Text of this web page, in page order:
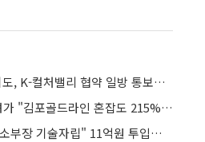
손동숙 고양시의원 "경기도, K-컬처밸리 협약 일방 통보…광역행정 오만"
김동연 도지사, 세종 달려가 "김포골드라인 혼잡도 215%… 생존권 문제"
경기도경제과학진흥원 "소부장 기술자립" 11억원 투입…15개사 사업화 밀어준다